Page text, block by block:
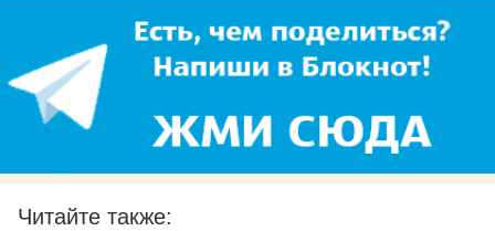
Читайте также: